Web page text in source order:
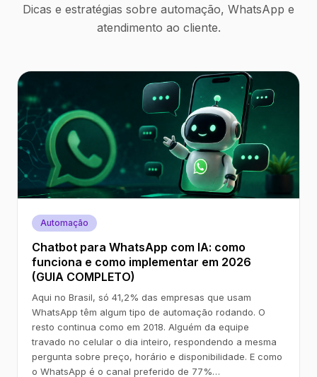
Dicas e estratégias sobre automação, WhatsApp e
atendimento ao cliente.
Automação
Chatbot para WhatsApp com IA: como
funciona e como implementar em 2026
(GUIA COMPLETO)
Aqui no Brasil, só 41,2% das empresas que usam
WhatsApp têm algum tipo de automação rodando. O
resto continua como em 2018. Alguém da equipe
travado no celular o dia inteiro, respondendo a mesma
pergunta sobre preço, horário e disponibilidade. E como
o WhatsApp é o canal preferido de 77%…